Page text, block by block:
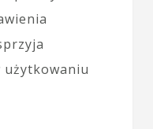
użytkowaniu